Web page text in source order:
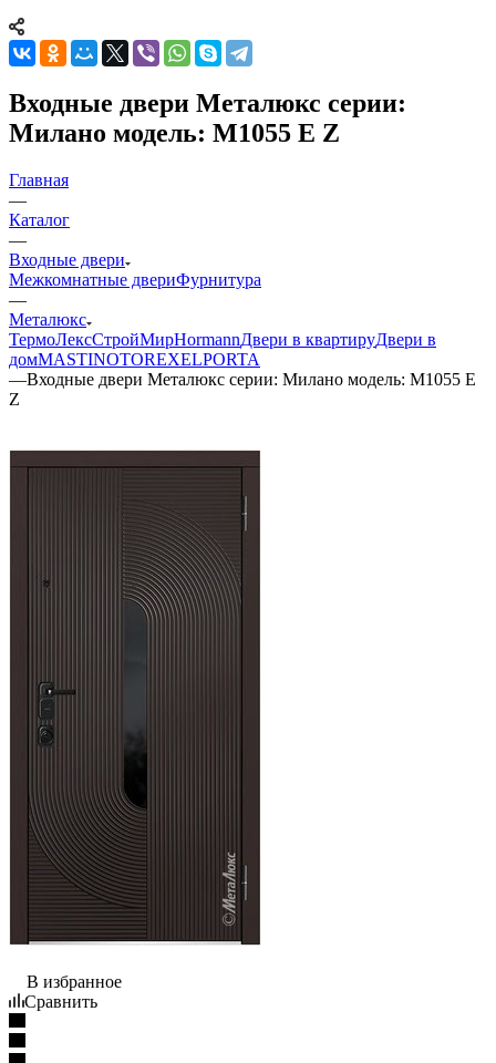
Входные двери Металюкс серии:
Милано модель: М1055 Е Z
Главная
—
Каталог
—
Входные двери
Межкомнатные двериФурнитура
—
Металюкс
ТермоЛексСтройМирHormannДвери в квартируДвери в
домMASTINOTOREXELPORTA
—Входные двери Металюкс серии: Милано модель: М1055 Е
Z
В избранное
Сравнить